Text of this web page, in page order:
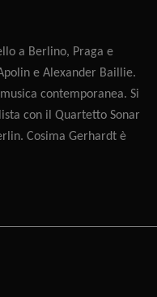
a Berlino, Praga e
e Alexander Baillie.
contemporanea. Si
con il Quartetto Sonar
Cosima Gerhardt è